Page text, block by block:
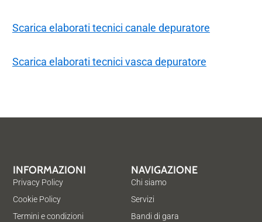
Scarica elaborati tecnici canale depuratore
Scarica elaborati tecnici vasca depuratore
NAVIGAZIONE
Chi siamo
Servizi
Bandi di gara
INFORMAZIONI
Privacy Policy
Cookie Policy
Termini e condizioni